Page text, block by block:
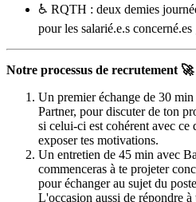
♿ RQTH : deux demies
pour les salarié.e.s concerné.es
Notre processus de recrutement 🚀
Un premier échange de 30
Partner, pour discuter de ton
si celui-ci est cohérent avec ce
exposer tes motivations.
Un entretien de 45 min avec
commenceras à te projeter
pour échanger au sujet du
L'occasion aussi de répondre à